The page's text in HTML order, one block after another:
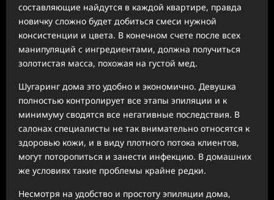
составляющие найдутся в каждой квартире, правда
новичку сложно будет добиться смеси нужной
консистенции и цвета. В конечном счете после всех
манипуляций с ингредиентами, должна получиться
золотистая масса, похожая на густой мед.
Шугаринг дома это удобно и экономично. Девушка
полностью контролирует все этапы эпиляции и к
минимуму сводятся все негативные последствия. В
салонах специалисты не так внимательно относятся к
здоровью кожи, и в виду плотного потока клиентов,
могут поторопиться и занести инфекцию. В домашних
же условиях такие проблемы крайне редки.
Несмотря на удобство и простоту эпиляции дома,